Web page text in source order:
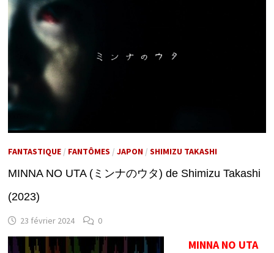
FANTASTIQUE/ FANTÔMES / JAPON/ SHIMIZU TAKASHI
MINNA NO UTA (ミンナのウタ) de Shimizu Takashi
(2023)
23 février 2024 0
MINNA NO UTA